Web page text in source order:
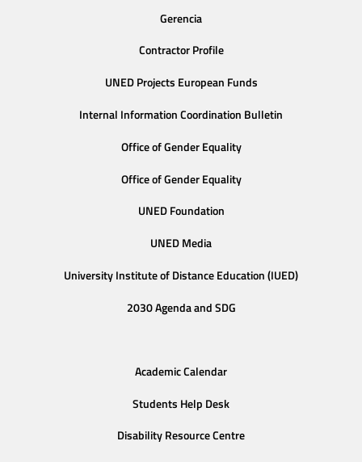
Gerencia
Contractor Profile
UNED Projects European Funds
Internal Information Coordination Bulletin
Office of Gender Equality
Office of Gender Equality
UNED Foundation
UNED Media
University Institute of Distance Education (IUED)
2030 Agenda and SDG
Academic Calendar
Students Help Desk
Disability Resource Centre